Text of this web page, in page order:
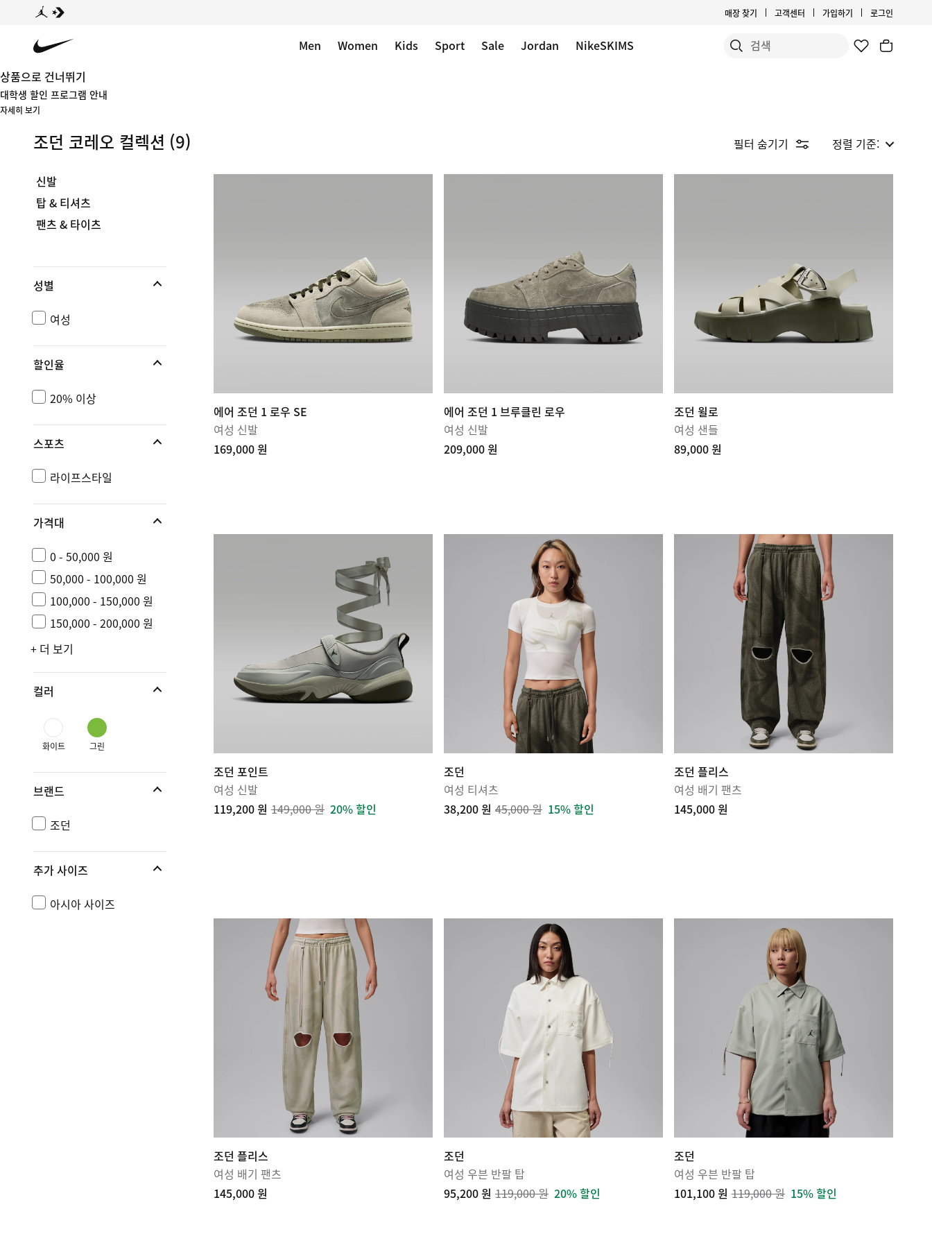
매장 찾기 고객센터 가입하기 로그인
Men Women Kids Sport Sale Jordan
NikeSKIMS
상품으로 건너뛰기
대학생 할인 프로그램 안내
자세히 보기
조던 코레오 컬렉션 (9) 필터 숨기기 정렬 기준:
신발
탑 & 티셔츠
팬츠 & 타이츠
성별
여성
할인율
20% 이상
스포츠
라이프스타일
가격대
0 - 50,000 원
50,000 - 100,000 원
100,000 - 150,000 원
150,000 - 200,000 원
+ 더 보기
컬러
화이트 그린
브랜드
조던
추가 사이즈
아시아 사이즈
에어 조던 1 로우 SE
여성 신발
169,000 원
에어 조던 1 브루클린 로우
여성 신발
209,000 원
조던 윌로
여성 샌들
89,000 원
조던 포인트
여성 신발
119,200 원 149,000 원 20% 할인
조던
여성 티셔츠
38,200 원 45,000 원 15% 할인
조던 플리스
여성 배기 팬츠
145,000 원
조던 플리스
여성 배기 팬츠
145,000 원
조던
여성 우븐 반팔 탑
95,200 원 119,000 원 20% 할인
조던
여성 우븐 반팔 탑
101,100 원 119,000 원 15% 할인